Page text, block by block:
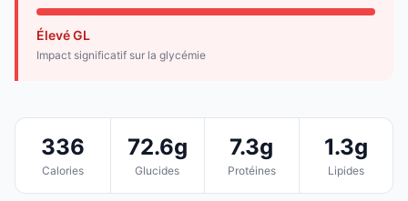
Élevé GL
Impact significatif sur la glycémie
336
Calories
72.6g
Glucides
7.3g
Protéines
1.3g
Lipides